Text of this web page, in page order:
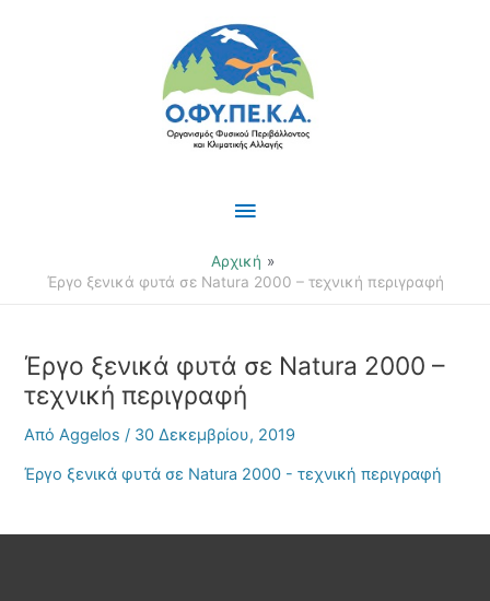
Κύριο
Μενού
Αρχική
Έργο ξενικά φυτά σε Natura 2000 – τεχνική περιγραφή
Έργο ξενικά φυτά σε Natura 2000 –
τεχνική περιγραφή
ΑπόAggelos/ 30 Δεκεμβρίου, 2019
Έργο ξενικά φυτά σε Natura 2000 - τεχνική περιγραφή